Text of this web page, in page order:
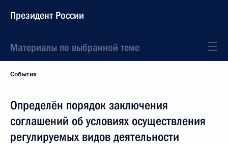
Президент России
Материалы по выбранной теме
События
Определён порядок заключения
соглашений об условиях осуществления
регулируемых видов деятельности